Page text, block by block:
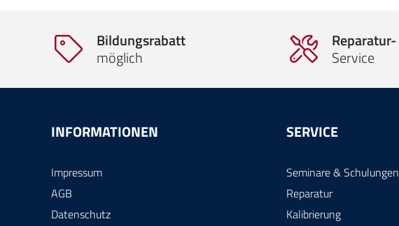
Bildungsrabatt
möglich
Reparatur-
Service
INFORMATIONEN
Impressum
AGB
Datenschutz
SERVICE
Seminare & Schulungen
Reparatur
Kalibrierung